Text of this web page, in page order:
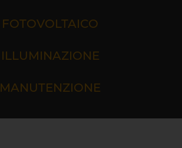
FOTOVOLTAICO
ILLUMINAZIONE
MANUTENZIONE